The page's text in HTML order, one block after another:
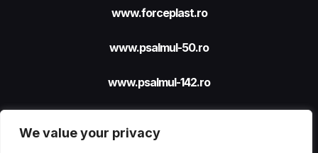
We value your privacy
www.forceplast.ro
www.psalmul-50.ro
www.psalmul-142.ro
Site realizat cu sprijinul